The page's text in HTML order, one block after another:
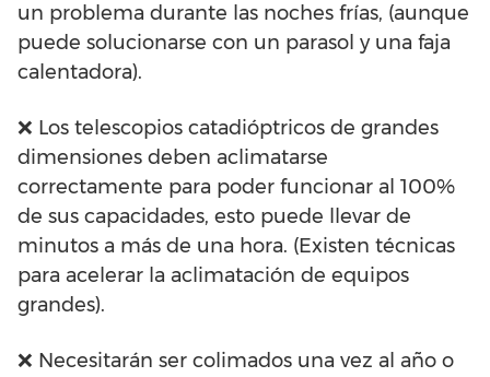
un problema durante las noches frías, (aunque
puede solucionarse con un parasol y una faja
calentadora).
❌ Los telescopios catadióptricos de grandes
dimensiones deben aclimatarse
correctamente para poder funcionar al 100%
de sus capacidades, esto puede llevar de
minutos a más de una hora. (Existen técnicas
para acelerar la aclimatación de equipos
grandes).
❌ Necesitarán ser colimados una vez al año o